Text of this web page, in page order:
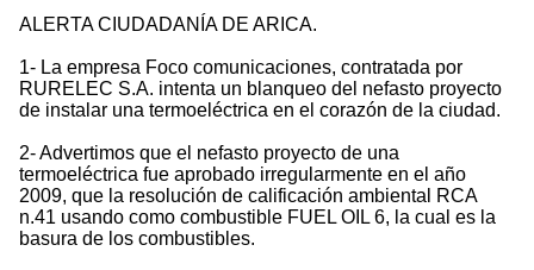
ALERTA CIUDADANÍA DE ARICA.
1- La empresa Foco comunicaciones, contratada por
RURELEC S.A. intenta un blanqueo del nefasto proyecto
de instalar una termoeléctrica en el corazón de la ciudad.
2- Advertimos que el nefasto proyecto de una
termoeléctrica fue aprobado irregularmente en el año
2009, que la resolución de calificación ambiental RCA
n.41 usando como combustible FUEL OIL 6, la cual es la
basura de los combustibles.